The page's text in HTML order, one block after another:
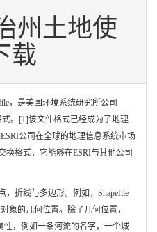
州土地使
载
，是美国环境系统研究所公司
式。[1]该文件格式已经成为了地理
公司在全球的地理信息系统市场
换格式，它能够在ESRI与其他公司
，折线与多边形。例如，Shapefile
象的几何位置。除了几何位置，
性，例如一条河流的名字，一个城